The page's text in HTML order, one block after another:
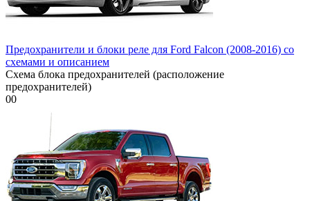
Предохранители и блоки реле для Ford Falcon (2008-2016) со
схемами и описанием
Схема блока предохранителей (расположение
предохранителей)
00